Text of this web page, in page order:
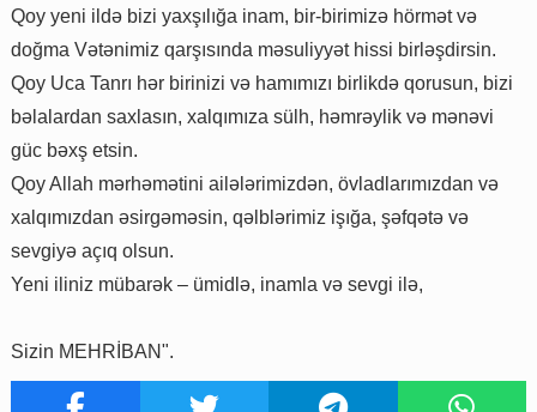
Qoy yeni ildə bizi yaxşılığa inam, bir-birimizə hörmət və
doğma Vətənimiz qarşısında məsuliyyət hissi birləşdirsin.
Qoy Uca Tanrı hər birinizi və hamımızı birlikdə qorusun, bizi
bəlalardan saxlasın, xalqımıza sülh, həmrəylik və mənəvi
güc bəxş etsin.
Qoy Allah mərhəmətini ailələrimizdən, övladlarımızdan və
xalqımızdan əsirgəməsin, qəlblərimiz işığa, şəfqətə və
sevgiyə açıq olsun.
Yeni iliniz mübarək – ümidlə, inamla və sevgi ilə,
Sizin MEHRİBAN".